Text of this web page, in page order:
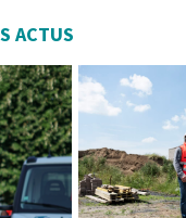
ACTUS